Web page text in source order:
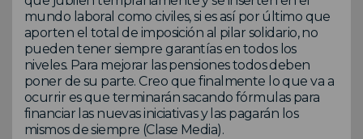
mundo laboral como civiles, si es así por último que
aporten el total de imposición al pilar solidario, no
pueden tener siempre garantías en todos los
niveles. Para mejorar las pensiones todos deben
poner de su parte. Creo que finalmente lo que va a
ocurrir es que terminarán sacando fórmulas para
financiar las nuevas iniciativas y las pagarán los
mismos de siempre (Clase Media).